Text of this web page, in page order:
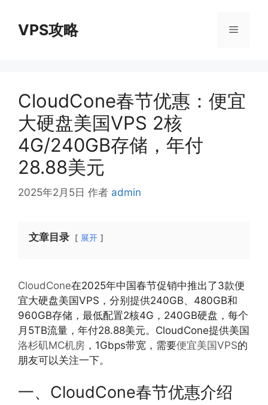
VPS攻略 菜
CloudCone春节优惠：便宜
大硬盘美国VPS 2核
4G/240GB存储，年付
28.88美元
2025年2月5日 作者 admin
文章目录 展开
CloudCone在2025年中国春节促销中推出了3款便
宜大硬盘美国VPS，分别提供240GB、480GB和
960GB存储，最低配置2核4G，240GB硬盘，每个
月5TB流量，年付28.88美元。CloudCone提供美国
洛杉矶MC机房 ，1Gbps带宽，需要便宜美国VPS的
朋友可以关注一下。
一、CloudCone春节优惠介绍